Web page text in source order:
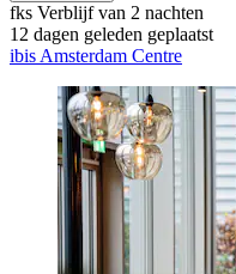
fks Verblijf van 2 nachten
12 dagen geleden geplaatst
ibis Amsterdam Centre